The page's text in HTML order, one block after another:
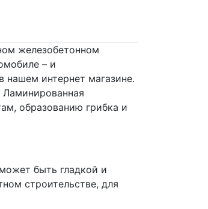
железобетонном
– и
нашем интернет магазине.
образованию грибка и
быть гладкой и
строительстве, для